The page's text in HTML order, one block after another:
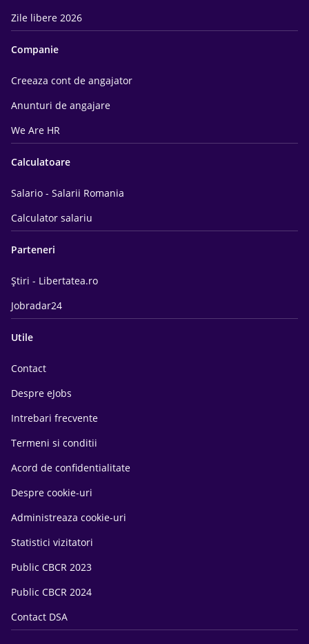
Zile libere 2026
Companie
Creeaza cont de angajator
Anunturi de angajare
We Are HR
Calculatoare
Salario - Salarii Romania
Calculator salariu
Parteneri
Știri - Libertatea.ro
Jobradar24
Utile
Contact
Despre eJobs
Intrebari frecvente
Termeni si conditii
Acord de confidentialitate
Despre cookie-uri
Administreaza cookie-uri
Statistici vizitatori
Public CBCR 2023
Public CBCR 2024
Contact DSA